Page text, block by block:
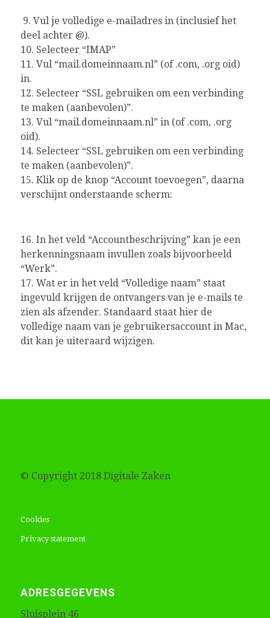
9. Vul je volledige e-mailadres in (inclusief het
deel achter @).
10. Selecteer “IMAP”
11. Vul “mail.domeinnaam.nl” (of .com, .org oid)
in.
12. Selecteer “SSL gebruiken om een verbinding
te maken (aanbevolen)”.
13. Vul “mail.domeinnaam.nl” in (of .com, .org
oid).
14. Selecteer “SSL gebruiken om een verbinding
te maken (aanbevolen)”.
15. Klik op de knop “Account toevoegen”, daarna
verschijnt onderstaande scherm:
16. In het veld “Accountbeschrijving” kan je een
herkenningsnaam invullen zoals bijvoorbeeld
“Werk”.
17. Wat er in het veld “Volledige naam” staat
ingevuld krijgen de ontvangers van je e-mails te
zien als afzender. Standaard staat hier de
volledige naam van je gebruikersaccount in Mac,
dit kan je uiteraard wijzigen.
© Copyright 2018 Digitale Zaken
Cookies
Privacy statement
ADRESGEGEVENS
Sluisplein 46